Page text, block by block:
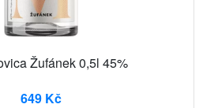
Žufánek 0,5l 45%
649 Kč